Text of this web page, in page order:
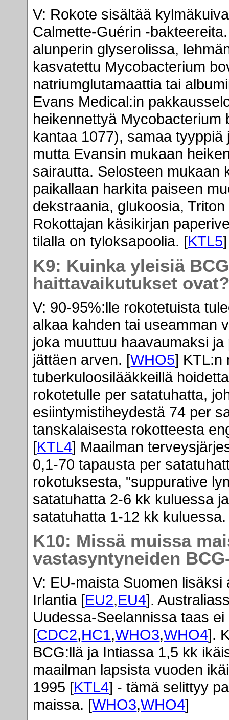
V: Rokote sisältää
Calmette-Guérin -
alunperin glyserolissa,
kasvatettu Mycobacterium
natriumglutamaattia tai
Evans Medical:in
heikennettyä
kantaa 1077), samaa
mutta Evansin mukaan
sairautta. Selosteen mukaan
paikallaan harkita paiseen
dekstraania, glukoosia,
Rokottajan käsikirjan
tilalla on tyloksapoolia. [KTL5
K9: Kuinka yleisiä
haittavaikutukset
V: 90-95%:lle rokotetuista
alkaa kahden tai useamman
joka muuttuu haavaumaksi
jättäen arven. [WHO5] KTL:n
tuberkuloosilääkkeillä
rokotetulle per satatuhatta,
esiintymistiheydestä 74 per
tanskalaisesta rokotteesta
[KTL4] Maailman
0,1-70 tapausta per
rokotuksesta, "suppurative
satatuhatta 2-6 kk kuluessa
satatuhatta 1-12 kk
K10: Missä muissa
vastasyntyneiden
V: EU-maista Suomen
Irlantia [EU2,EU4].
Uudessa-Seelannissa taas
[CDC2,HC1,WHO3,WHO4].
BCG:llä ja Intiassa 1,5 kk
maailman lapsista vuoden
1995 [KTL4] - tämä selittyy
maissa. [WHO3,WHO4]